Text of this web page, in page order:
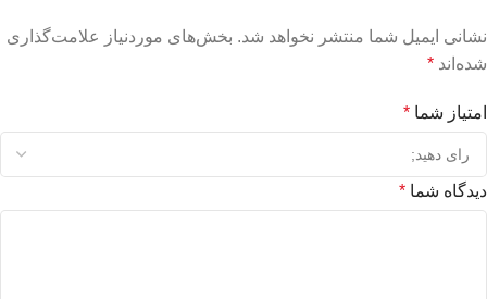
نشانی ایمیل شما منتشر نخواهد شد. بخش‌های موردنیاز علامت‌گذاری
شده‌اند *
امتیاز شما *
دیدگاه شما *